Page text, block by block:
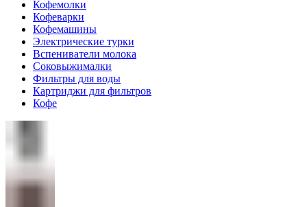
Кофемолки
Кофеварки
Кофемашины
Электрические турки
Вспениватели молока
Соковыжималки
Фильтры для воды
Картриджи для фильтров
Кофе